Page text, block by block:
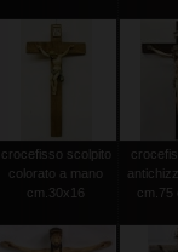
crocefisso scolpito
colorato a mano
cm.30x16
cm.75